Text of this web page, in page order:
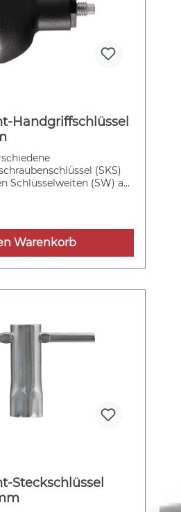
Handgriffschlüssel
(SKS)
Schlüsselweiten (SW) an.
Warenkorb
Steckschlüssel